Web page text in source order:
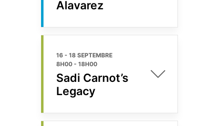
Alavarez
16 - 18 SEPTEMBRE
8H00 - 18H00
Sadi Carnot’s
Legacy